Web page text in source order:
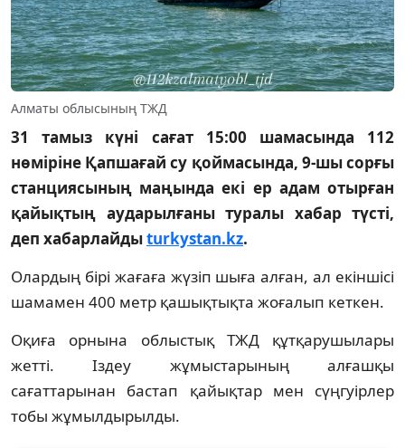
Алматы облысының ТЖД
31 тамыз күні сағат 15:00 шамасында 112
нөміріне Қапшағай су қоймасында, 9-шы сорғы
станциясының маңында екі ер адам отырған
қайықтың аударылғаны туралы хабар түсті,
деп хабарлайдыturkystan.kz.
Олардың бірі жағаға жүзіп шыға алған, ал екіншісі
шамамен 400 метр қашықтықта жоғалып кеткен.
Оқиға орнына облыстық ТЖД құтқарушылары
жетті. Іздеу жұмыстарының алғашқы
сағаттарынан бастап қайықтар мен сүңгуірлер
тобы жұмылдырылды.